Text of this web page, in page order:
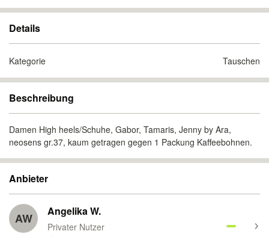
Details
Kategorie Tauschen
Beschreibung
Damen High heels/Schuhe, Gabor, Tamaris, Jenny by Ara,
neosens gr.37, kaum getragen gegen 1 Packung Kaffeebohnen.
Anbieter
AW Angelika W.
Privater Nutzer